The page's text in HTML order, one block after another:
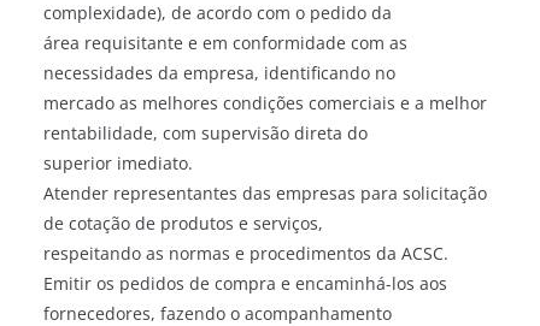
complexidade), de acordo com o pedido da
área requisitante e em conformidade com as
necessidades da empresa, identificando no
mercado as melhores condições comerciais e a melhor
rentabilidade, com supervisão direta do
superior imediato.
Atender representantes das empresas para solicitação
de cotação de produtos e serviços,
respeitando as normas e procedimentos da ACSC.
Emitir os pedidos de compra e encaminhá-los aos
fornecedores, fazendo o acompanhamento